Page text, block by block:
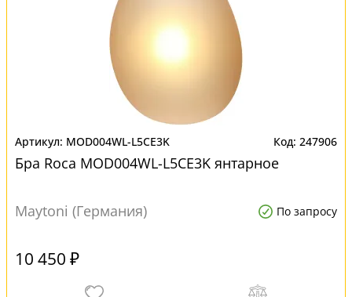
MOD004WL-L5CE3K 247906
Бра Roca MOD004WL-L5CE3K янтарное
Maytoni (Германия) По запросу
10 450 ₽